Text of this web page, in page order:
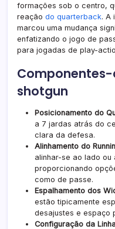
formações sob o centro,
reação do quarterback. A
marcou uma mudança
enfatizando o jogo de
para jogadas de play-
shotgun
Posicionamento do
a 7 jardas atrás do
clara da defesa.
Alinhamento do
alinhar-se ao lado
proporcionando
como de passe.
Espalhamento dos
estão tipicamente
desajustes e espaço
Configuração da